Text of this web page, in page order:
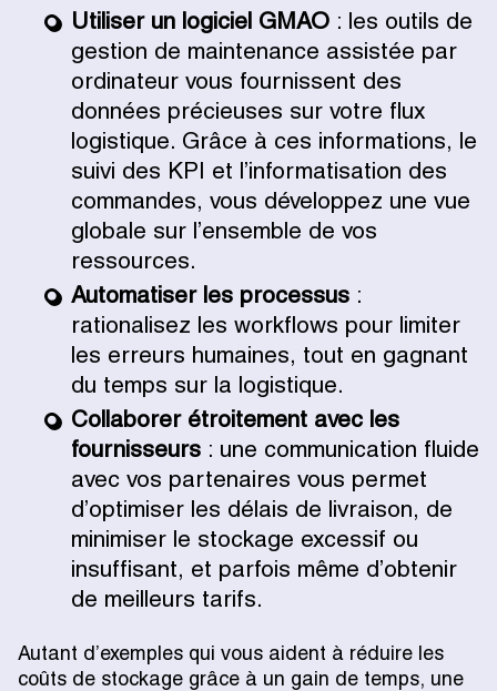
Utiliser un logiciel GMAO : les outils de
gestion de maintenance assistée par
ordinateur vous fournissent des
données précieuses sur votre flux
logistique. Grâce à ces informations, le
suivi des KPI et l’informatisation des
commandes, vous développez une vue
globale sur l’ensemble de vos
ressources.
Automatiser les processus :
rationalisez les workflows pour limiter
les erreurs humaines, tout en gagnant
du temps sur la logistique.
Collaborer étroitement avec les
fournisseurs : une communication fluide
avec vos partenaires vous permet
d’optimiser les délais de livraison, de
minimiser le stockage excessif ou
insuffisant, et parfois même d’obtenir
de meilleurs tarifs.
Autant d’exemples qui vous aident à réduire les
coûts de stockage grâce à un gain de temps, une